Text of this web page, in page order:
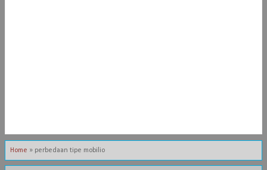
Home » perbedaan tipe mobilio